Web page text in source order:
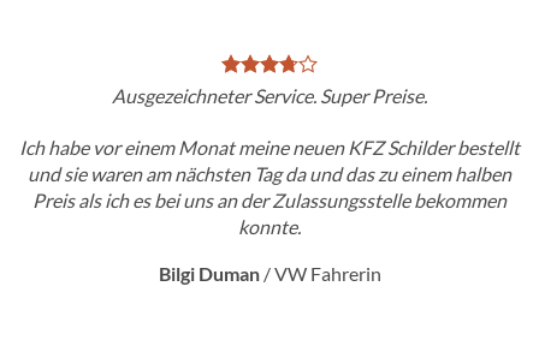
Ausgezeichneter Service. Super Preise.
Ich habe vor einem Monat meine neuen KFZ Schilder bestellt
und sie waren am nächsten Tag da und das zu einem halben
Preis als ich es bei uns an der Zulassungsstelle bekommen
konnte.
Bilgi Duman /VW Fahrerin